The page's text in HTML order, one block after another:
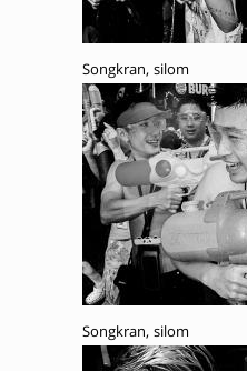
Songkran, silom
Songkran, silom